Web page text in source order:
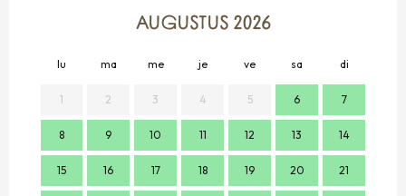
AUGUSTUS 2026
lu ma me je ve sa di
1 2 3 4 5 6 7
8 9 10 11 12 13 14
15 16 17 18 19 20 21